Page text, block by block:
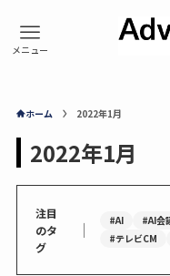
ホーム 2022年1月
2022年1月
注目
のタ
グ
｜ #AI #AI会
#テレビCM